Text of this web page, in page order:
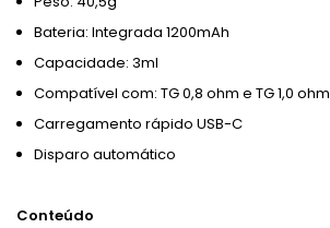
Bateria: Integrada 1200mAh
Capacidade: 3ml
Compatível com: TG 0,8 ohm e TG 1,0 ohm
Carregamento rápido USB-C
Disparo automático
Conteúdo